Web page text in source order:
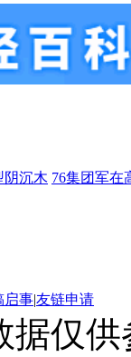
阴沉木 76集团军在
启事|友链申请
据仅